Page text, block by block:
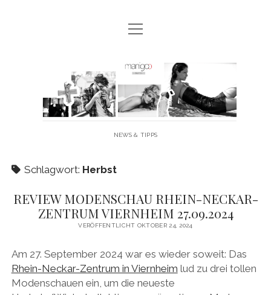
MANIGOO BLOG
MANIGOO MODELS
IMPRESSUM & DATENSCHUTZ
Menü
öffnen
Manigoo
NEWS & TIPPS
Schlagwort: Herbst
REVIEW MODENSCHAU RHEIN-NECKAR-
ZENTRUM VIERNHEIM 27.09.2024
VERÖFFENTLICHT OKTOBER 24, 2024
Am 27. September 2024 war es wieder soweit: Das
Rhein-Neckar-Zentrum in Viernheim lud zu drei tollen
Modenschauen ein, um die neueste